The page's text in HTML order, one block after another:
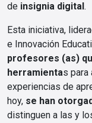
de insignia digital.
Esta iniciativa,
e Innovación
profesores (as)
herramientas para
experiencias de
hoy, se han
distinguen a las y